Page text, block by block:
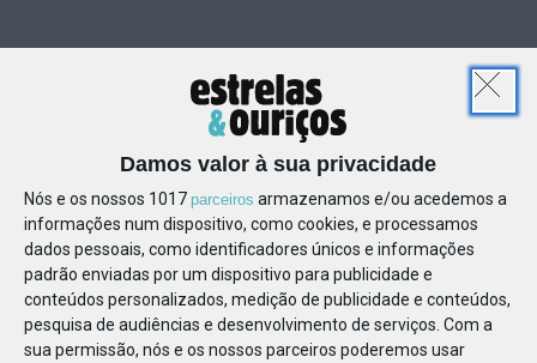
Damos valor à sua privacidade
Nós e os nossos 1017 parceiros armazenamos e/ou acedemos a
informações num dispositivo, como cookies, e processamos
dados pessoais, como identificadores únicos e informações
padrão enviadas por um dispositivo para publicidade e
conteúdos personalizados, medição de publicidade e conteúdos,
pesquisa de audiências e desenvolvimento de serviços. Com a
sua permissão, nós e os nossos parceiros poderemos usar